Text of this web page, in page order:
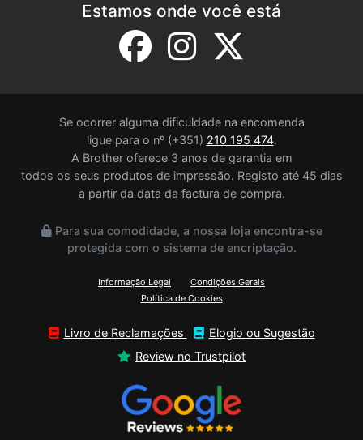
Estamos onde você está
Se ocorrer alguma dificuldade na encomenda
ligue para o nº (+351) 210 195 474.
A Brother oferece 3 anos de garantia em
todos os seus produtos de impressão. Registo até 45 dias
a partir da data da factura de compra.
Para sua comodidade, a nossa loja encontra-se
protegida com o sistema de encriptação.
Informação Legal
Condições Gerais
Política de Cookies
Livro de Reclamações
Elogio ou Sugestão
Review no Trustpilot